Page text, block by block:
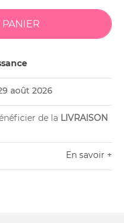
août 2026
de la LIVRAISON
En savoir +